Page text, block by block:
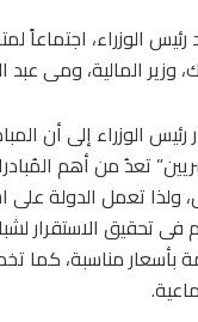
الوزراء، اجتماعاً
وزير المالية، ومى عبد
رئيس الوزراء إلى أن
تعدُ من أهم
ولذا تعمل الدولة على
تحقيق الاستقرار
بأسعار مناسبة، كما